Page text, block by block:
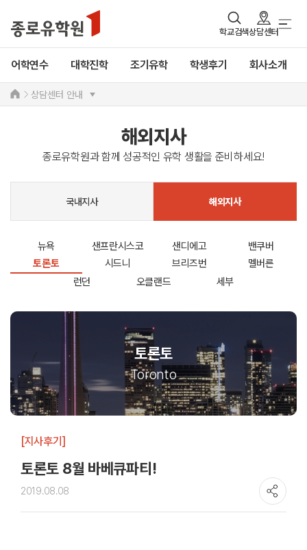
학교검색상담센터
어학연수 대학진학 조기유학 학생후기 회사소개
상담센터 안내
해외지사
종로유학원과 함께 성공적인 유학 생활을 준비하세요!
국내지사 해외지사
뉴욕 샌프란시스코 샌디에고
밴쿠버
토론토
시드니 브리즈번
멜버른
런던
오클랜드 세부
토론토
Toronto
[지사후기]
토론토 8월 바베큐파티!
2019.08.08